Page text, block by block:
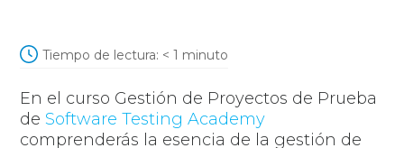
Tiempo de lectura: < 1 minuto
En el curso Gestión de Proyectos de Prueba
de Software Testing Academy
comprenderás la esencia de la gestión de